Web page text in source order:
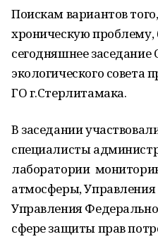
Поискам вариантов
хроническую
сегодняшнее заседание
экологического совета
ГО г.Стерлитамака.
В заседании
специалисты
лаборатории
атмосферы,
Управления
сфере защиты прав